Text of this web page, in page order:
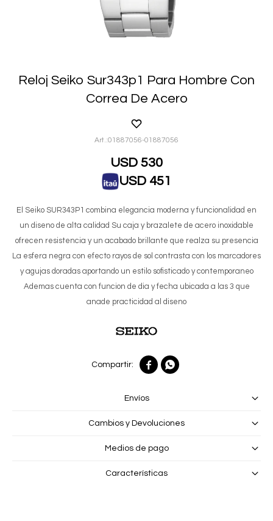
Reloj Seiko Sur343p1 Para Hombre Con
Correa De Acero
01887056-01887056
USD 530
USD 451
El Seiko SUR343P1 combina elegancia moderna y funcionalidad en
un diseno de alta calidad Su caja y brazalete de acero inoxidable
ofrecen resistencia y un acabado brillante que realza su presencia
La esfera negra con efecto rayos de sol contrasta con los marcadores
y agujas doradas aportando un estilo sofisticado y contemporaneo
Ademas cuenta con funcion de dia y fecha ubicada a las 3 que
anade practicidad al diseno
 
Envíos
Cambios y Devoluciones
Medios de pago
Características